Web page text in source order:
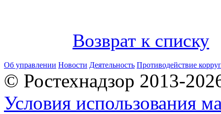
Возврат к списку
Об управлении Новости Деятельность Противодействие
© Ростехнадзор 2013-
Условия использования